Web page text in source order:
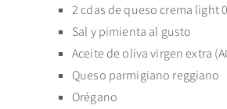
2 cdas de queso crema light
Sal y pimienta al gusto
Aceite de oliva virgen extra
Queso parmigiano reggiano
Orégano